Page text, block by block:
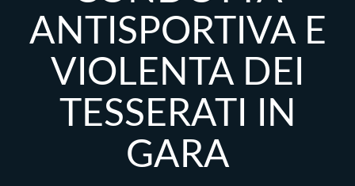
ANTISPORTIVA E
VIOLENTA DEI
TESSERATI IN
GARA